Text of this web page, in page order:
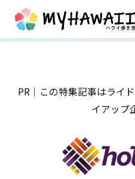
PR｜この特集記事はライ
イアップ